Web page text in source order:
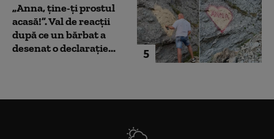
5
„Anna, ţine-ţi prostul
acasă!”. Val de reacții
după ce un bărbat a
desenat o declarație...